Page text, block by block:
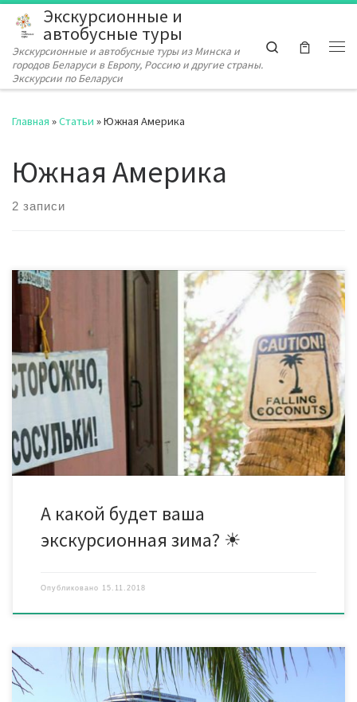
Перейти к содержимому
Экскурсионные и
автобусные туры
Экскурсионные и автобусные туры из Минска и
городов Беларуси в Европу, Россию и другие страны.
Экскурсии по Беларуси
Search
Главная »Статьи »Южная Америка
Южная Америка
2 записи
Для подбора экскурсионного тура, пишите нам в
комментариях либо звоните! Все разнообразие
экскурсионных туров по выгодным ценам у нас в офисе или в
ПОИСКЕ ТУРОВ. *** Если не планируете отдыхать сами, то
расскажите об этом своим друзьям. Они будут вам
благодарны! Бюро путешествий «МОИ ЛЮБИМЫЕ ТУРЫ» Тел в
Минске: Велком […]
А какой будет ваша
экскурсионная зима? ☀
Опубликовано 15.11.2018
Круизы по странам Южной Америки (Бразилия, Аргентина,